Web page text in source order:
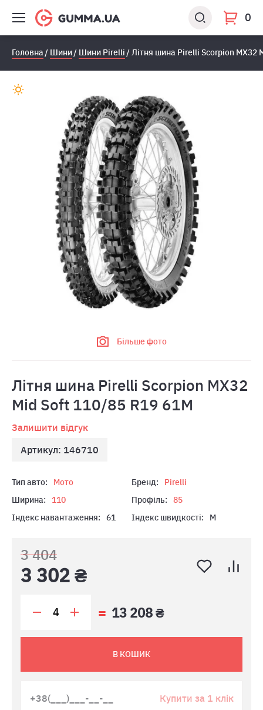
0
Головна Шини Шини Pirelli Літня шина Pirelli Scorpion MX32
Більше фото
Літня шина Pirelli Scorpion MX32
Mid Soft 110/85 R19 61M
Залишити відгук
Артикул: 146710
Тип авто: Мото Бренд:
Pirelli
Ширина:
110 Профіль:
85
Індекс навантаження:
61 Індекс швидкості: M
3 404
3 302 ₴
13 208 ₴
В КОШИК
Купити за 1 клік